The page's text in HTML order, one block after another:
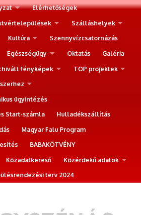
Elérhetőségek
Szálláshelyek
Kultúra
Szennyvízcsatornázás
Egészségügy Oktatás
Galéria
fényképek
TOP projektek
ügyintézés
Start-számla
Hulladékszállítás
Magyar Falu Program
BABAKÖTVÉNY
Közadatkereső
Közérdekű adatok
terv 2024